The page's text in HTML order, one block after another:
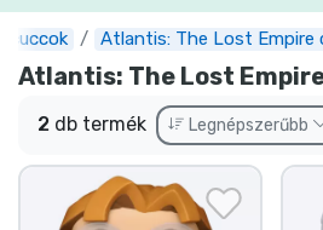
cuccok Atlantis: The Lost Empire
Atlantis: The Lost
2 db termék Legnépszerűbb
Belépés
Legújabb cuccok
Akciós ajánlatok
Express szállítás